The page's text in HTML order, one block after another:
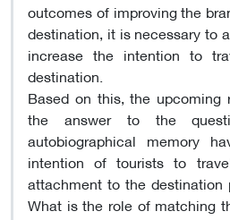
outcomes of improving the
destination, it is necessary to
increase the intention to
destination.
Based on this, the upcoming
the answer to the
autobiographical memory
intention of tourists to
attachment to the
What is the role of matching